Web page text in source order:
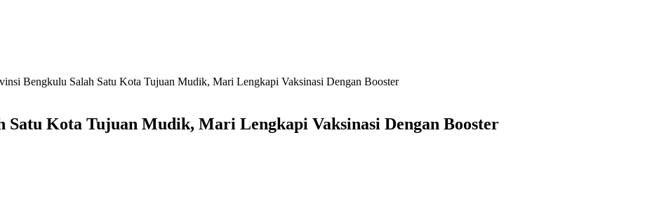
Bengkulu Salah Satu Kota Tujuan Mudik, Mari Lengkapi Vaksinasi Dengan Booster
Kota Tujuan Mudik, Mari Lengkapi Vaksinasi Dengan Booster